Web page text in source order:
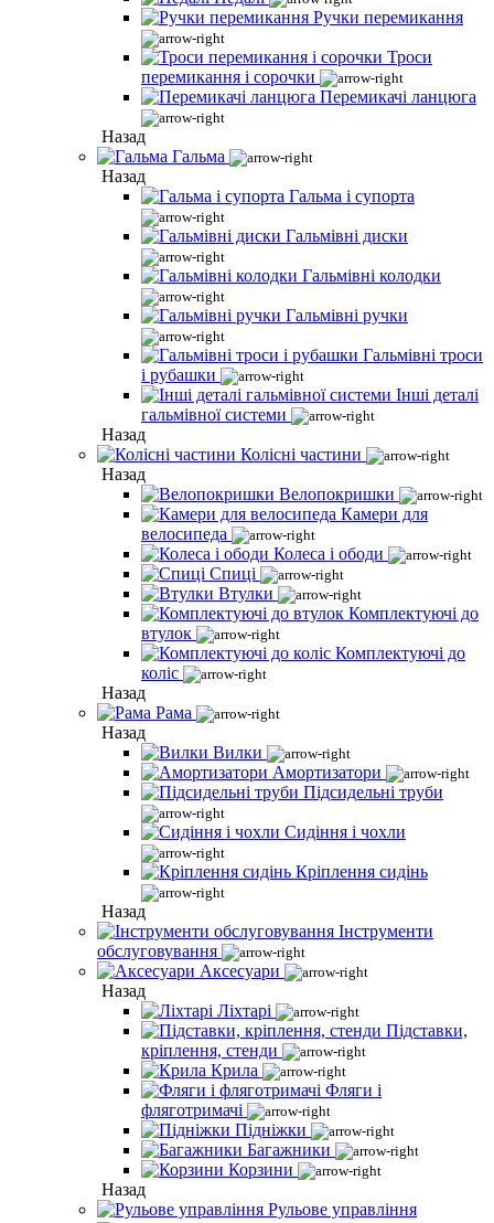
Ручки перемикання
Троси
перемикання і сорочки
Перемикачі ланцюга
Назад
Гальма
Назад
Гальма і супорта
Гальмівні диски
Гальмівні колодки
Гальмівні ручки
Гальмівні троси
і рубашки
Інші деталі
гальмівної системи
Назад
Колісні частини
Назад
Велопокришки
Камери для
велосипеда
Колеса і ободи
Спиці
Втулки
Комплектуючі до
втулок
Комплектуючі до
коліс
Назад
Рама
Назад
Вилки
Амортизатори
Підсидельні труби
Сидіння і чохли
Кріплення сидінь
Назад
Інструменти
обслуговування
Аксесуари
Назад
Ліхтарі
Підставки,
кріплення, стенди
Крила
Фляги і
фляготримачі
Підніжки
Багажники
Корзини
Назад
Рульове управління